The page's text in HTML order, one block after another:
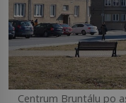
Centrum Bruntálu po